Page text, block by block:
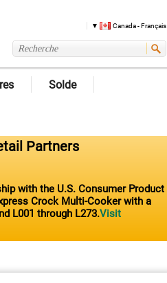
Canada - Français
Solde
Partners
with the U.S. Consumer Product
Crock Multi-Cooker with a
L001 through L273.Visit